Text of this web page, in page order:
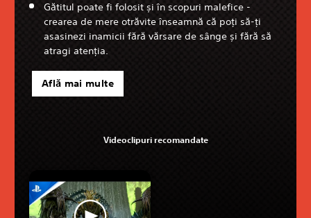
Gătitul poate fi folosit și în scopuri malefice -
crearea de mere otrăvite înseamnă că poți să-ți
asasinezi inamicii fără vărsare de sânge și fără să
atragi atenția.
Află mai multe
Videoclipuri recomandate